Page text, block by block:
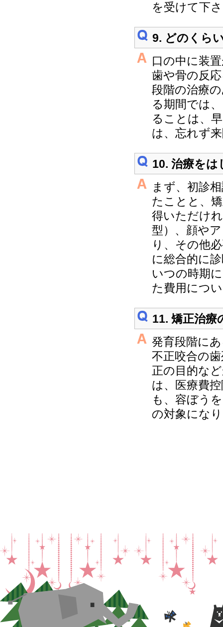
を受けて下
9. どのくら
口の中に装
歯や骨の反
段階の治療
る期間では
ることは、
は、忘れず
10. 治療を
まず、初診
たことと、
得いただけ
型）、顔や
り、その他
に総合的に
いつの時期
た費用につ
11. 矯正治療
発育段階に
不正咬合の
正の目的な
は、医療費
も、容ぼう
の対象にな